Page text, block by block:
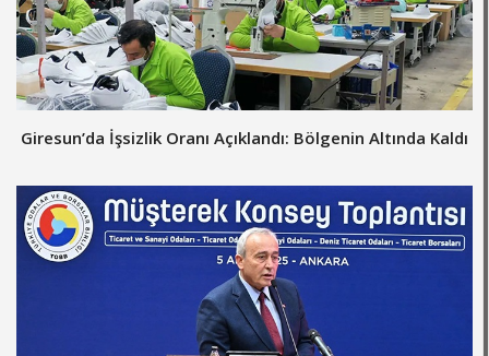
Giresun’da İşsizlik Oranı Açıklandı: Bölgenin Altında Kaldı